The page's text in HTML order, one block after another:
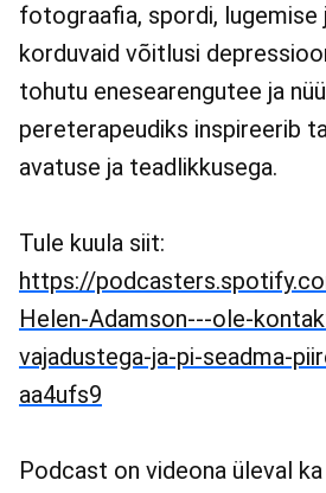
fotograafia, spordi, lugemise
korduvaid võitlusi
tohutu enesearengutee ja
pereterapeudiks inspireerib
avatuse ja teadlikkusega.
Tule kuula siit:
https://
Helen-Adamson---ole-
vajadustega-ja-pi-seadma-
aa4ufs9
Podcast on videona üleval